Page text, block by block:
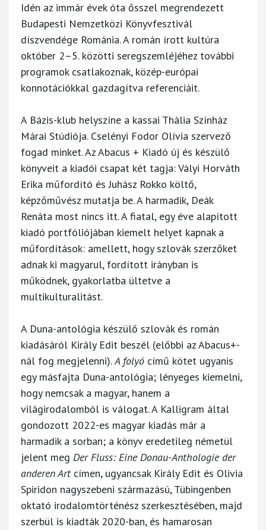
Idén az immár évek óta ősszel megrendezett
Budapesti Nemzetközi Könyvfesztivál
díszvendége Románia. A román írott kultúra
október 2–5. közötti seregszemléjéhez további
programok csatlakoznak, közép-európai
konnotációkkal gazdagítva referenciáit.
A Bázis-klub helyszíne a kassai Thália Színház
Márai Stúdiója. Cselényi Fodor Olívia szervező
fogad minket. Az Abacus + Kiadó új és készülő
könyveit a kiadói csapat két tagja: Vályi Horváth
Erika műfordító és Juhász Rokko költő,
képzőművész mutatja be. A harmadik, Deák
Renáta most nincs itt. A fiatal, egy éve alapított
kiadó portfóliójában kiemelt helyet kapnak a
műfordítások: amellett, hogy szlovák szerzőket
adnak ki magyarul, fordított irányban is
működnek, gyakorlatba ültetve a
multikulturalitást.
A Duna-antológia készülő szlovák és román
kiadásáról Király Edit beszél (előbbi az Abacus+-
nál fog megjelenni).A folyó című kötet ugyanis
egy másfajta Duna-antológia; lényeges kiemelni,
hogy nemcsak a magyar, hanem a
világirodalomból is válogat. A Kalligram által
gondozott 2022-es magyar kiadás már a
harmadik a sorban; a könyv eredetileg németül
jelent meg Der Fluss: Eine Donau-Anthologie der
anderen Artcímen, ugyancsak Király Edit és Olivia
Spiridon nagyszebeni származású, Tübingenben
oktató irodalomtörténész szerkesztésében, majd
szerbül is kiadták 2020-ban, és hamarosan